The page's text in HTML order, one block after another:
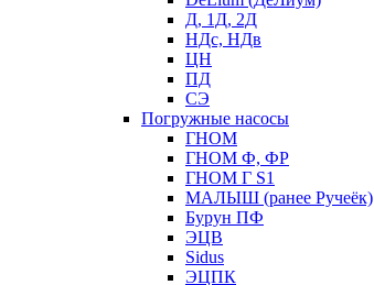
Д, 1Д, 2Д
НДс, НДв
ЦН
ПД
СЭ
Погружные насосы
ГНОМ
ГНОМ Ф, ФР
ГНОМ Г S1
МАЛЫШ (ранее Ручеёк)
Бурун ПФ
ЭЦВ
Sidus
ЭЦПК